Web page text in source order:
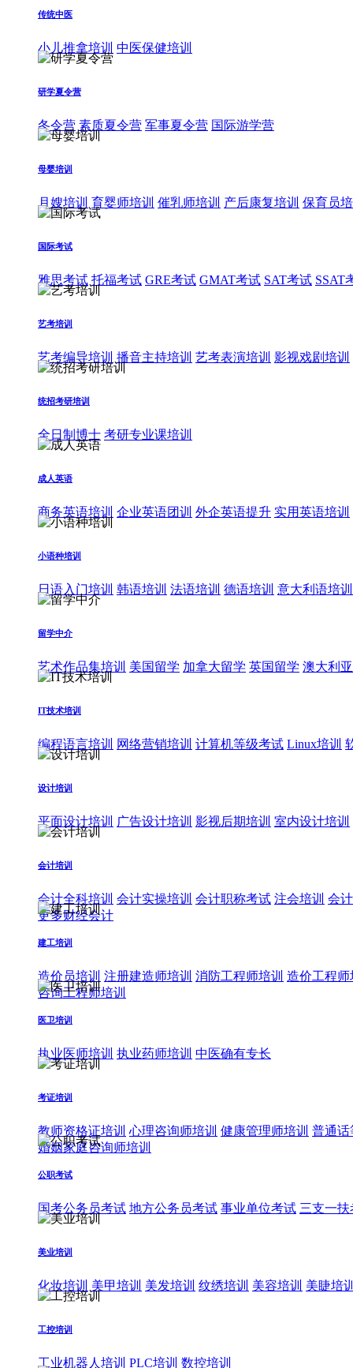
传统中医
小儿推拿培训 中医保健培训
研学夏令营
冬令营 素质夏令营 军事夏令营 国际游学营
母婴培训
月嫂培训 育婴师培训 催乳师培训 产后康复培训 保育员
国际考试
雅思考试 托福考试 GRE考试 GMAT考试 SAT考试 SSAT
艺考培训
艺考编导培训 播音主持培训 艺考表演培训 影视戏剧培训
统招考研培训
全日制博士 考研专业课培训
成人英语
商务英语培训 企业英语团训 外企英语提升 实用英语培训
小语种培训
日语入门培训 韩语培训 法语培训 德语培训 意大利语培训
留学中介
艺术作品集培训 美国留学 加拿大留学 英国留学 澳大利
IT技术培训
编程语言培训 网络营销培训 计算机等级考试 Linux培训
设计培训
平面设计培训 广告设计培训 影视后期培训 室内设计培训
会计培训
会计全科培训 会计实操培训 会计职称考试 注会培训 会
更多财经会计
建工培训
造价员培训 注册建造师培训 消防工程师培训 造价工程师
咨询工程师培训
医卫培训
执业医师培训 执业药师培训 中医确有专长
考证培训
教师资格证培训 心理咨询师培训 健康管理师培训 普通话
婚姻家庭咨询师培训
公职考试
国考公务员考试 地方公务员考试 事业单位考试 三支一扶
美业培训
化妆培训 美甲培训 美发培训 纹绣培训 美容培训 美睫培
工控培训
工业机器人培训 PLC培训 数控培训